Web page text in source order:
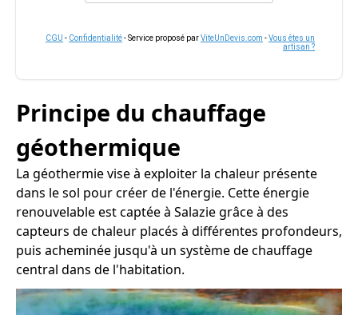
CGU - Confidentialité- Service proposé parViteUnDevis.com -Vous êtes un
artisan ?
Principe du chauffage
géothermique
La géothermie vise à exploiter la chaleur présente
dans le sol pour créer de l'énergie. Cette énergie
renouvelable est captée à Salazie grâce à des
capteurs de chaleur placés à différentes profondeurs,
puis acheminée jusqu'à un système de chauffage
central dans de l'habitation.